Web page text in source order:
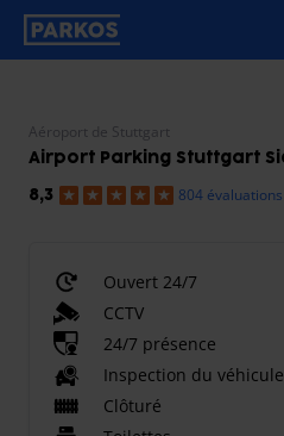
étiquette-de-navigation-
Aéroport de Stuttgart
Airport Parking Stuttgart
8,3 804 évaluations
Ouvert 24/7
CCTV
24/7 présence
Inspection du véhicule
Clôturé